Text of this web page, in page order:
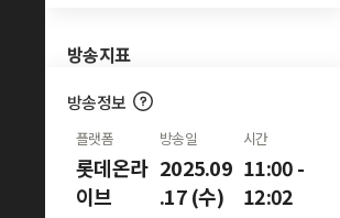
방송지표
방송정보
플랫폼
롯데온라
이브
방송일
2025.09
.17 (수)
시간
11:00 -
12:02